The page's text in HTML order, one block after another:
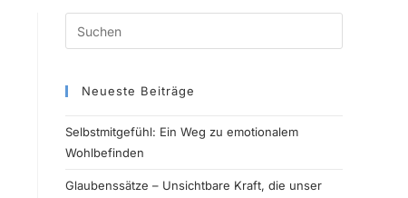
Neueste Beiträge
Selbstmitgefühl: Ein Weg zu emotionalem
Wohlbefinden
Glaubenssätze – Unsichtbare Kraft, die unser